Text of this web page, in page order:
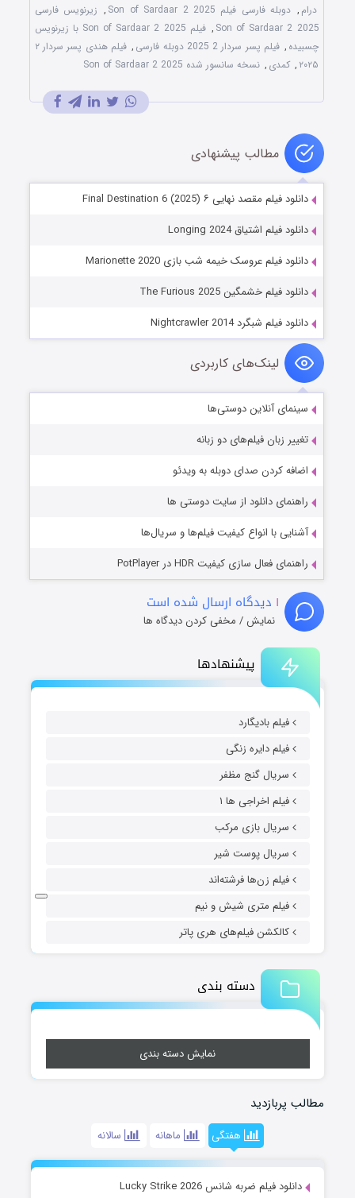
پیشنهادها
فیلم بادیگارد
فیلم دایره زنگی
سریال گنج مظفر
فیلم اخراجی ها ۱
سریال بازی مرکب
سریال پوست شیر
فیلم زن‌ها فرشته‌اند
فیلم متری شیش و نیم
کالکشن فیلم‌های هری پاتر
دسته بندی
نمایش دسته بندی
مطالب پربازدید
هفتگی ماهانه سالانه
دانلود فیلم ضربه شانس Lucky Strike 2026
درام , دوبله فارسی فیلم Son of Sardaar 2 2025 , زیرنویس فارسی
Son of Sardaar 2 2025
,
فیلم Son of Sardaar 2 2025 با زیرنویس
چسبیده , فیلم پسر سردار 2 2025 دوبله فارسی ,
فیلم هندی پسر سردار ۲
۲۰۲۵ , کمدی , نسخه سانسور شده Son of Sardaar 2 2025
مطالب پیشنهادی
دانلود فیلم مقصد نهایی ۶ Final Destination 6 (2025)
دانلود فیلم اشتیاق Longing 2024
دانلود فیلم عروسک خیمه شب بازی Marionette 2020
دانلود فیلم خشمگین The Furious 2025
دانلود فیلم شبگرد Nightcrawler 2014
لینک‌های کاربردی
سینمای آنلاین دوستی‌ها
تغییر زبان فیلم‌های دو زبانه
اضافه کردن صدای دوبله به ویدئو
راهنمای دانلود از سایت دوستی ها
آشنایی با انواع کیفیت فیلم‌ها و سریال‌ها
راهنمای فعال سازی کیفیت HDR در PotPlayer
۱ دیدگاه ارسال شده است
نمایش / مخفی کردن دیدگاه ها